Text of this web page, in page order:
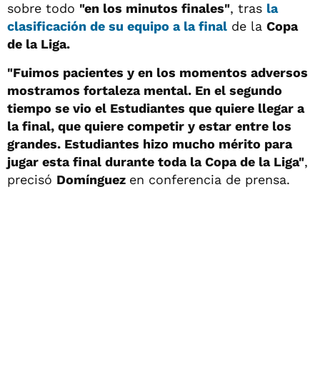
sobre todo "en los minutos finales", tras la
clasificación de su equipo a la final de la Copa
de la Liga.
"Fuimos pacientes y en los momentos adversos
mostramos fortaleza mental. En el segundo
tiempo se vio el Estudiantes que quiere llegar a
la final, que quiere competir y estar entre los
grandes. Estudiantes hizo mucho mérito para
jugar esta final durante toda la Copa de la Liga",
precisó Domínguez en conferencia de prensa.